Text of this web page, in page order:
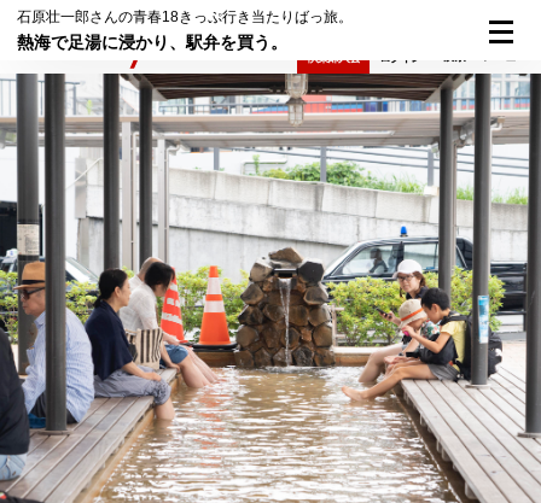
石原壮一郎さんの青春18きっぷ行き当たりばっ旅。
熱海で足湯に浸かり、駅弁を買う。